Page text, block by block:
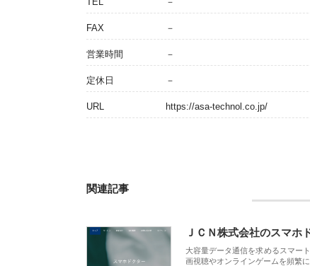
FAX －
営業時間 －
定休日 －
URL https://asa-technol.co.jp/
関連記事
ＪＣＮ株式会社のスマホ
大容量データ通信を求めるスマー
画視聴やオンラインゲームを頻繁